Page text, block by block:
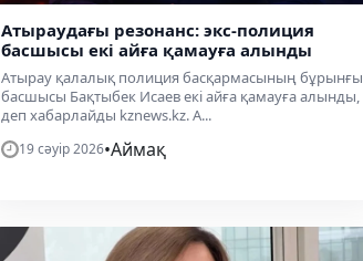
Атыраудағы резонанс: экс-полиция
басшысы екі айға қамауға алынды
Атырау қалалық полиция басқармасының бұрынғы
басшысы Бақтыбек Исаев екі айға қамауға алынды,
деп хабарлайды kznews.kz. А...
19 сәуір 2026•Аймақ